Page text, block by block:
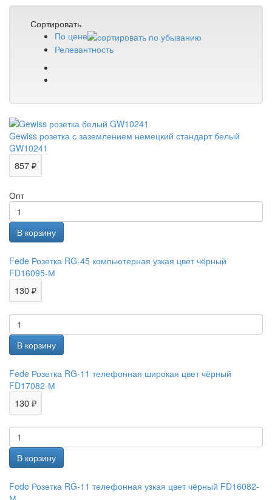
Сортировать
По цене
Релевантность
Gewiss розетка с заземлением немецкий стандарт белый
GW10241
857 ₽
Опт
Fede Розетка RG-45 компьютерная узкая цвет чёрный
FD16095-М
130 ₽
Fede Розетка RG-11 телефонная широкая цвет чёрный
FD17082-М
130 ₽
Fede Розетка RG-11 телефонная узкая цвет чёрный FD16082-